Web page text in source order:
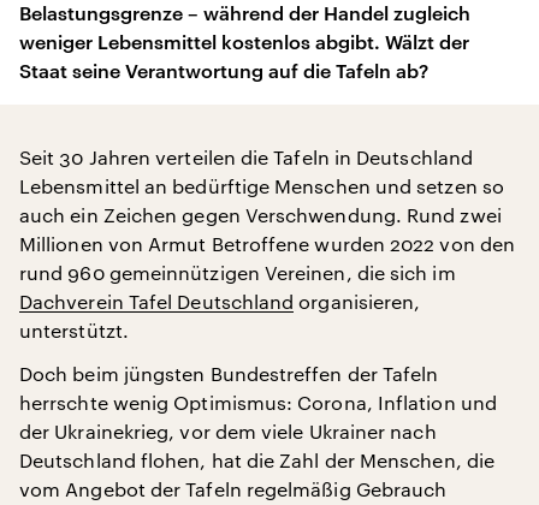
Belastungsgrenze – während der Handel zugleich
weniger Lebensmittel kostenlos abgibt. Wälzt der
Staat seine Verantwortung auf die Tafeln ab?
Seit 30 Jahren verteilen die Tafeln in Deutschland
Lebensmittel an bedürftige Menschen und setzen so
auch ein Zeichen gegen Verschwendung. Rund zwei
Millionen von Armut Betroffene wurden 2022 von den
rund 960 gemeinnützigen Vereinen, die sich im
Dachverein Tafel Deutschland organisieren,
unterstützt.
Doch beim jüngsten Bundestreffen der Tafeln
herrschte wenig Optimismus: Corona, Inflation und
der Ukrainekrieg, vor dem viele Ukrainer nach
Deutschland flohen, hat die Zahl der Menschen, die
vom Angebot der Tafeln regelmäßig Gebrauch